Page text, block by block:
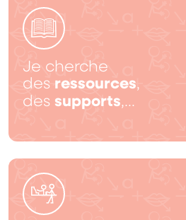
Je cherche
des ressources,
des supports,…